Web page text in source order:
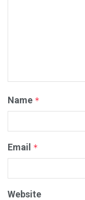
Name *
Email *
Website